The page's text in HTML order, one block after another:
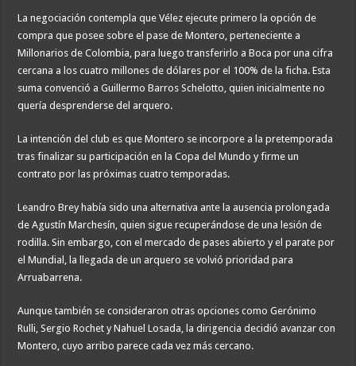
La negociación contempla que Vélez ejecute primero la opción de
compra que posee sobre el pase de Montero, perteneciente a
Millonarios de Colombia, para luego transferirlo a Boca por una cifra
cercana a los cuatro millones de dólares por el 100% de la ficha. Esta
suma convenció a Guillermo Barros Schelotto, quien inicialmente no
quería desprenderse del arquero.
La intención del club es que Montero se incorpore a la pretemporada
tras finalizar su participación en la Copa del Mundo y firme un
contrato por las próximas cuatro temporadas.
Leandro Brey había sido una alternativa ante la ausencia prolongada
de Agustín Marchesín, quien sigue recuperándose de una lesión de
rodilla. Sin embargo, con el mercado de pases abierto y el parate por
el Mundial, la llegada de un arquero se volvió prioridad para
Arruabarrena.
Aunque también se consideraron otras opciones como Gerónimo
Rulli, Sergio Rochet y Nahuel Losada, la dirigencia decidió avanzar con
Montero, cuyo arribo parece cada vez más cercano.